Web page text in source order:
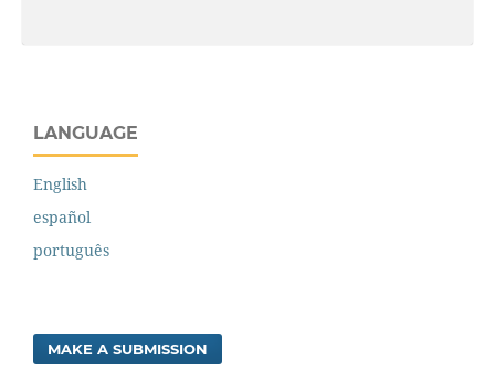
LANGUAGE
English
español
português
MAKE A SUBMISSION